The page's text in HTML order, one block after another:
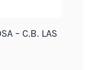
– C.B. LAS